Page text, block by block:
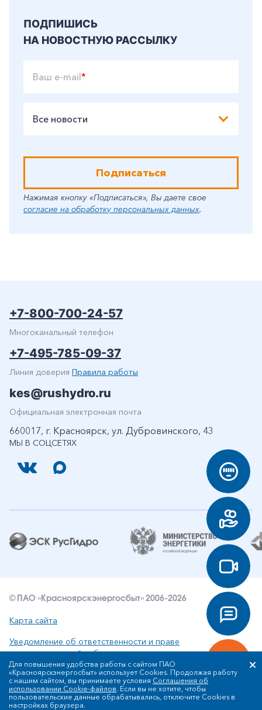
ПОДПИШИСЬ
НА НОВОСТНУЮ РАССЫЛКУ
Ваш e-mail*
Все новости
Подписаться
Нажимая кнопку «Подписаться», Вы даете свое
согласие на обработку персональных данных.
МЫ В СОЦСЕТЯХ
+7-800-700-24-57
Многоканальный телефон
+7-495-785-09-37
Линия доверия Правила работы
kes@rushydro.ru
Официальная электронная почта
660017, г. Красноярск, ул. Дубровинского, 43
© ПАО «Красноярскэнергосбыт» 2006-2026
Карта сайта
Уведомление об ответственности и праве
интеллектуальной собственности
Политика ПАО «Красноярскэнергосбыт» в отношении
обработки персональных данных
Для повышения удобства работы с сайтом ПАО
«Красноярскэнергосбыт» использует Cookies. Продолжая работу
с нашим сайтом, вы принимаете условия Соглашения об
использовании Cookie-файлов. Если вы не хотите, чтобы
пользовательские данные обрабатывались, отключите Cookies в
настройках браузера.